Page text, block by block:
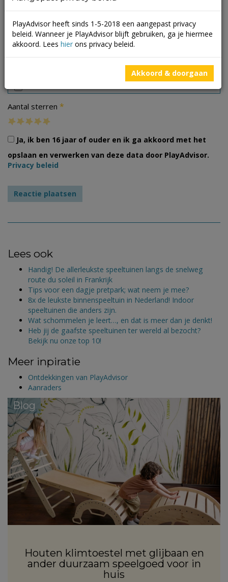
Aantal sterren *
Ja, ik ben 16 jaar of ouder en ik ga akkoord met het
opslaan en verwerken van deze data door PlayAdvisor.
Privacy beleid
Lees ook
Handig! De allerleukste speeltuinen langs de snelweg
route du soleil in Frankrijk
Tips voor een dagje pretpark; wat neem je mee?
8x de leukste binnenspeeltuin in Nederland! Indoor
speeltuinen die anders zijn.
Wat schommelen je leert…, en dat is meer dan je denkt!
Heb jij de gaafste speeltuinen ter wereld al bezocht?
Bekijk nu onze top 10!
Meer inpiratie
Ontdekkingen van PlayAdvisor
Aanraders
Blog
Houten klimtoestel met glijbaan en
ander duurzaam speelgoed voor in
huis
PlayAdvisor heeft sinds 1-5-2018 een aangepast privacy
beleid. Wanneer je PlayAdvisor blijft gebruiken, ga je hiermee
akkoord. Lees hier ons privacy beleid.
Akkoord & doorgaan